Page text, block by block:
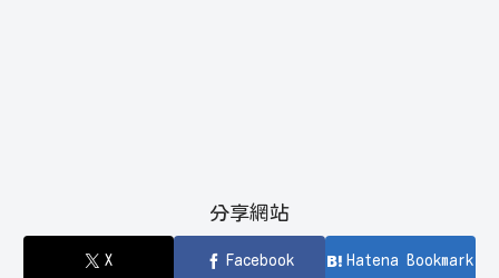
分享網站
X Facebook Hatena Bookmark